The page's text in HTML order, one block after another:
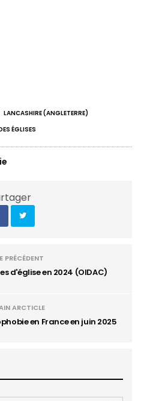
LANCASHIRE (ANGLETERRE)
ÉGLISES
PRÉCÉDENT
d'église en 2024 (OIDAC)
ARCTICLE
en France en juin 2025